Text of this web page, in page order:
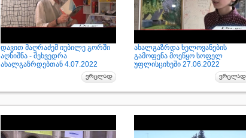
დავით მაღრაძემ იუბილე გორში
აღნიშნა - შეხვედრა
ახალგაზრდებთან 4.07.2022
ახალგაზრდა ხელოვანების
გამოფენა მოეწყო სოფელ
უფლისციხეში 27.06.2022